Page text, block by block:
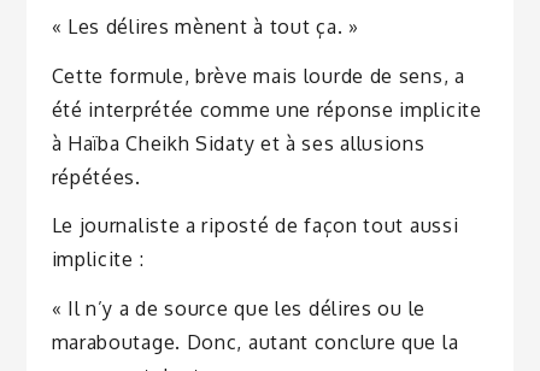
« Les délires mènent à tout ça. »
Cette formule, brève mais lourde de sens, a
été interprétée comme une réponse implicite
à Haïba Cheikh Sidaty et à ses allusions
répétées.
Le journaliste a riposté de façon tout aussi
implicite :
« Il n’y a de source que les délires ou le
maraboutage. Donc, autant conclure que la